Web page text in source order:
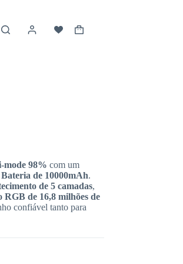
mode 98% com um
Bateria de 10000mAh.
de 5 camadas,
de 16,8 milhões de
confiável tanto para